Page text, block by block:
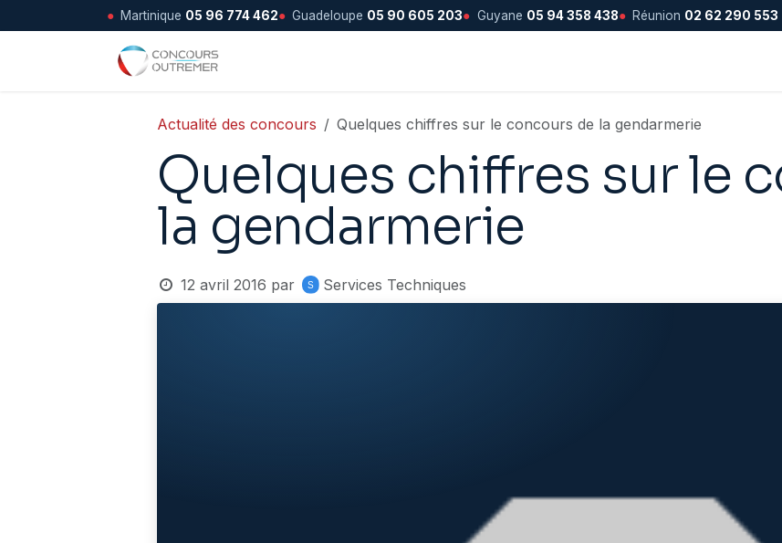
● Martinique 05 96 774 462● Guadeloupe 05 90 605 203● Guyane 05 94 358 438● Réunion 02 62 290 553
Se rendre au contenu
Actualité des concours Quelques chiffres sur le concours de la gendarmerie
Quelques chiffres sur le
la gendarmerie
12 avril 2016 par Services Techniques